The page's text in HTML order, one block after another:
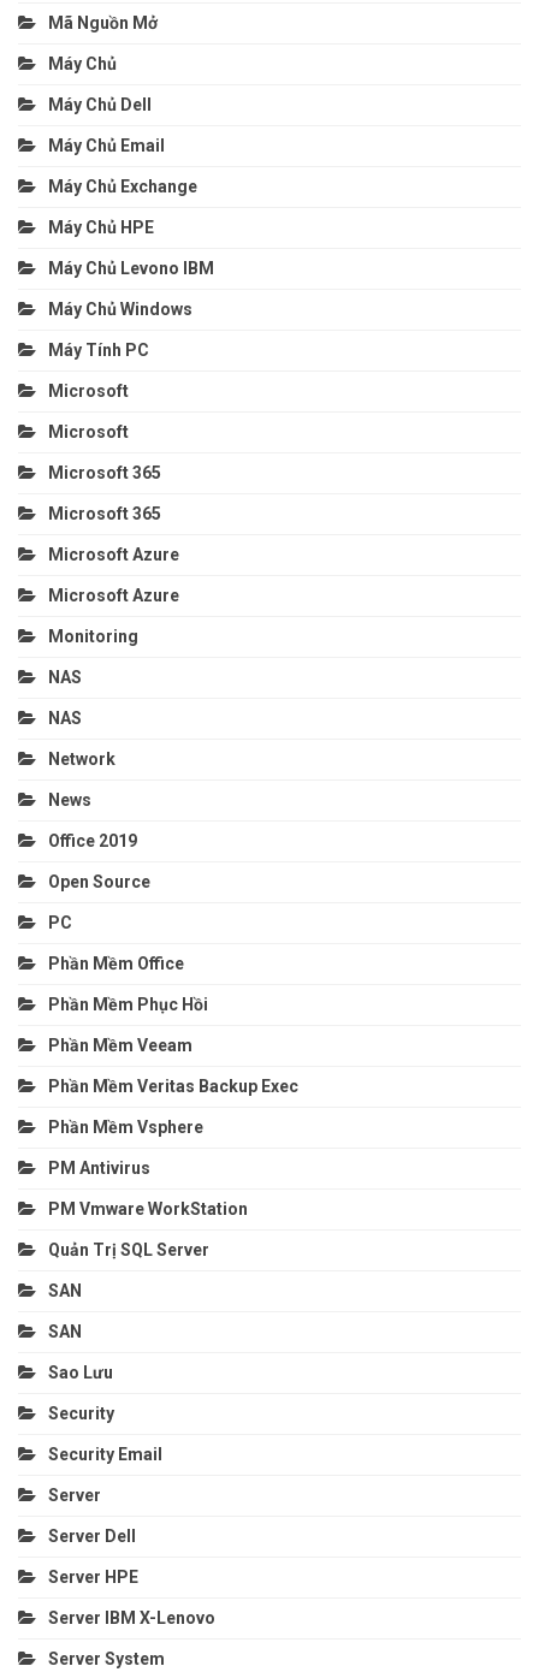
Mã Nguồn Mở
Máy Chủ
Máy Chủ Dell
Máy Chủ Email
Máy Chủ Exchange
Máy Chủ HPE
Máy Chủ Levono IBM
Máy Chủ Windows
Máy Tính PC
Microsoft
Microsoft
Microsoft 365
Microsoft 365
Microsoft Azure
Microsoft Azure
Monitoring
NAS
NAS
Network
News
Office 2019
Open Source
PC
Phần Mềm Office
Phần Mềm Phục Hồi
Phần Mềm Veeam
Phần Mềm Veritas Backup Exec
Phần Mềm Vsphere
PM Antivirus
PM Vmware WorkStation
Quản Trị SQL Server
SAN
SAN
Sao Lưu
Security
Security Email
Server
Server Dell
Server HPE
Server IBM X-Lenovo
Server System